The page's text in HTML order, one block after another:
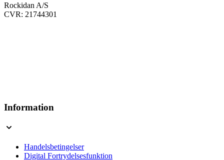
Rockidan A/S
CVR: 21744301
Information
Handelsbetingelser
Digital Fortrydelsesfunktion